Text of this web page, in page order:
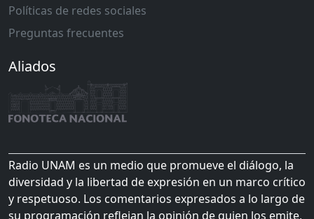
Políticas de redes sociales
Preguntas frecuentes
Aliados
Radio UNAM es un medio que promueve el diálogo, la
diversidad y la libertad de expresión en un marco crítico
y respetuoso. Los comentarios expresados a lo largo de
su programación reflejan la opinión de quien los emite,